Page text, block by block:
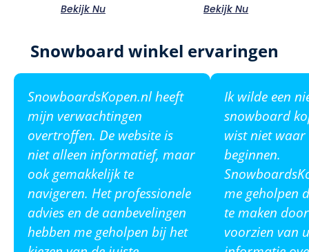
Bekijk Nu Bekijk Nu
Snowboard winkel ervaringen
SnowboardsKopen.nl heeft
mijn verwachtingen
overtroffen. De website is
niet alleen informatief, maar
ook gemakkelijk te
navigeren. Het professionele
advies en de aanbevelingen
hebben me geholpen bij het
Ik wilde een
snowboard
wist niet waar
beginnen.
me geholpen
te maken
voorzien van